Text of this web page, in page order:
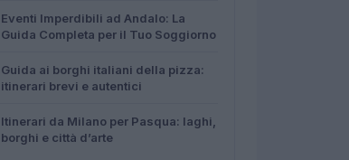
Eventi Imperdibili ad Andalo: La
Guida Completa per il Tuo Soggiorno
Guida ai borghi italiani della pizza:
itinerari brevi e autentici
Itinerari da Milano per Pasqua: laghi,
borghi e città d’arte